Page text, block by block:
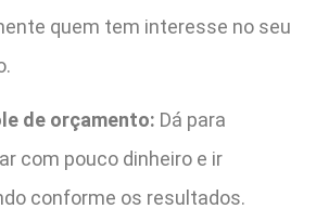
quem tem interesse no seu
de orçamento: Dá para
com pouco dinheiro e ir
conforme os resultados.